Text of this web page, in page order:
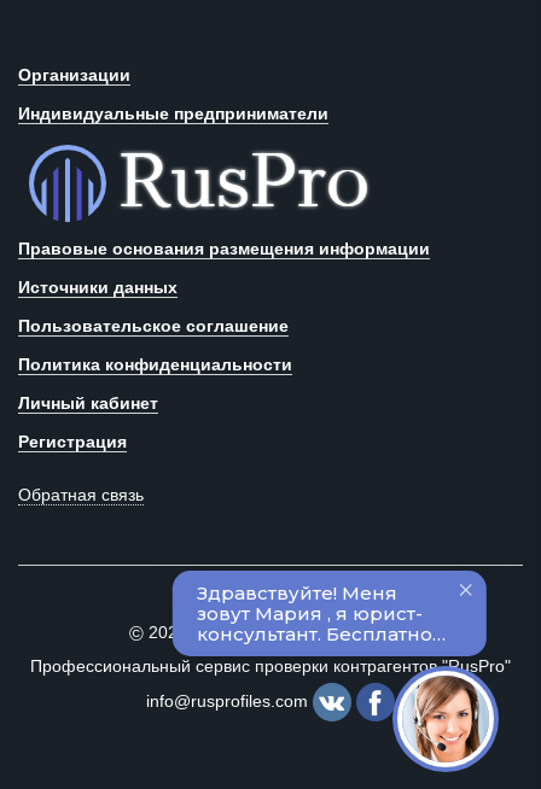
Организации
Индивидуальные предприниматели
Правовые основания размещения информации
Источники данных
Пользовательское соглашение
Политика конфиденциальности
Личный кабинет
Регистрация
Обратная связь
©2020–2024 Все права защищены
Профессиональный сервис проверки контрагентов "RusPro"
info@rusprofiles.com